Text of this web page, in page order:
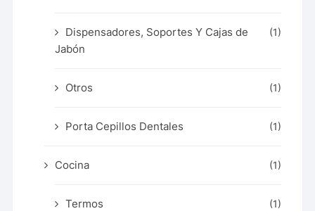
Dispensadores, Soportes Y Cajas de
Jabón
(1)
Otros (1)
Porta Cepillos Dentales (1)
Cocina (1)
Termos (1)